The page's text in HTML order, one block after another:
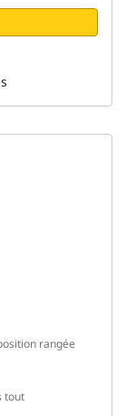
rangée
tout